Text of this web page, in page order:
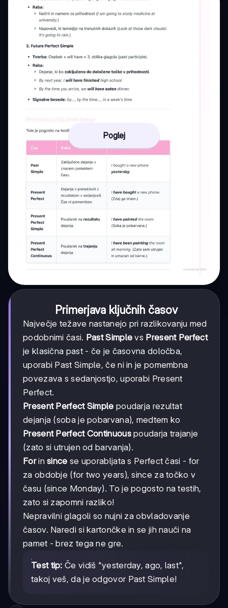
Poglej
Primerjava ključnih časov
Največje težave nastanejo pri razlikovanju med
podobnimi časi. Past Simple vs Present Perfect
je klasična past - če je časovna določba,
uporabi Past Simple, če ni in je pomembna
povezava s sedanjostjo, uporabi Present
Perfect.
Present Perfect Simple poudarja rezultat
dejanja (soba je pobarvana), medtem ko
Present Perfect Continuouspoudarja trajanje
(zato si utrujen od barvanja).
Forinsince se uporabljata s Perfect časi - for
za obdobje (for two years), since za točko v
času (since Monday). To je pogosto na testih,
zato si zapomni razliko!
Nepravilni glagoli so nujni za obvladovanje
časov. Naredi si kartončke in se jih nauči na
pamet - brez tega ne gre.
Test tip: Če vidiš "yesterday, ago, last",
takoj veš, da je odgovor Past Simple!